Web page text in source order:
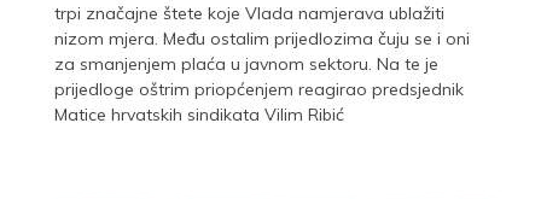
trpi značajne štete koje Vlada namjerava ublažiti
nizom mjera. Među ostalim prijedlozima čuju se i oni
za smanjenjem plaća u javnom sektoru. Na te je
prijedloge oštrim priopćenjem reagirao predsjednik
Matice hrvatskih sindikata Vilim Ribić